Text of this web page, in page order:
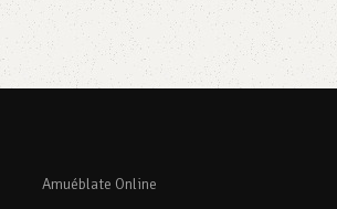
Seleccionar opciones
Amuéblate Online